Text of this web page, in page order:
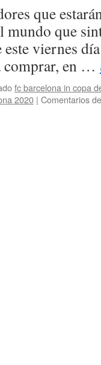
que
mundo que
viernes
comprar, en …
fc barcelona in copa
2020 | Comentarios